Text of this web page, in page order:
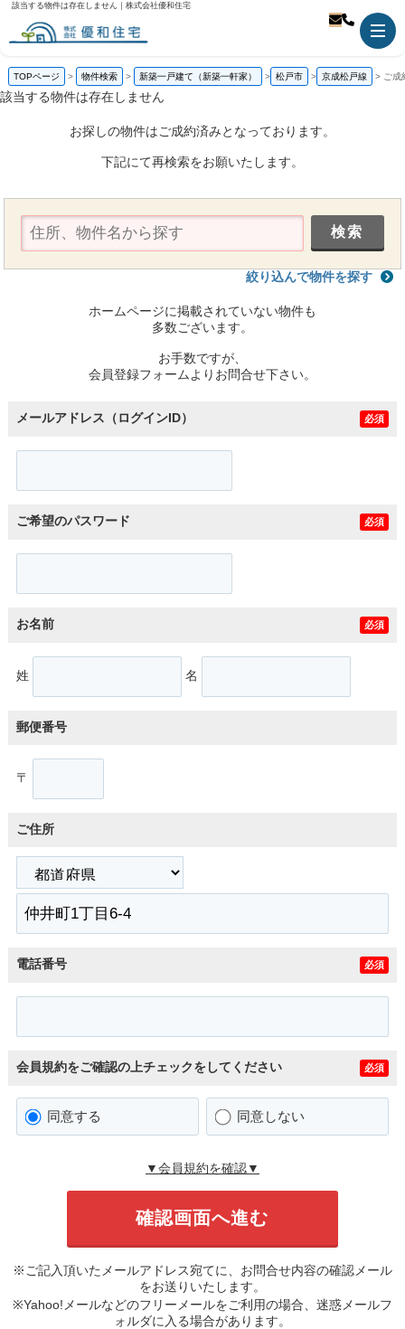
該当する物件は存在しません｜株式会社優和住宅
TOPページ 物件検索 新築一戸建て（新築一軒家） 松戸市 京成松戸線 ご成
該当する物件は存在しません
お探しの物件はご成約済みとなっております。
下記にて再検索をお願いたします。
絞り込んで物件を探す
ホームページに掲載されていない物件も
多数ございます。
お手数ですが、
会員登録フォームよりお問合せ下さい。
メールアドレス（ログインID） 必須
ご希望のパスワード 必須
お名前 必須
姓 名
郵便番号
〒
ご住所
電話番号 必須
会員規約をご確認の上チェックをしてください 必須
同意する 同意しない
▼会員規約を確認▼
※ご記入頂いたメールアドレス宛てに、お問合せ内容の確認メール
をお送りいたします。
※Yahoo!メールなどのフリーメールをご利用の場合、迷惑メールフ
ォルダに入る場合があります。